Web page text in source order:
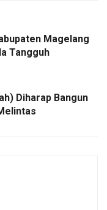
Magelang
Tangguh
Diharap Bangun